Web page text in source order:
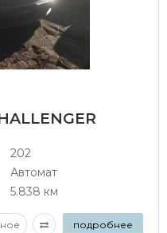
202
Автомат
5.838 км
подробнее